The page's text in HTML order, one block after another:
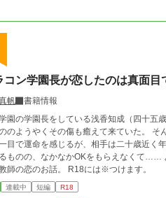
コン学園長が恋したのは真面目
帆
書籍情報
園の学園長をしている浅香知成（四十五
のようやくその傷も癒えて来ていた。
目で運命を感じるが、相手は二十歳近く
なかなかOKをもらえなくて…… ようやく運命と出会ったブラコン学園長と今まで勉強ばかりして初恋もまだの可愛い
新任教師の恋のお話。 R18には※つけます。
連載中 短編 R18